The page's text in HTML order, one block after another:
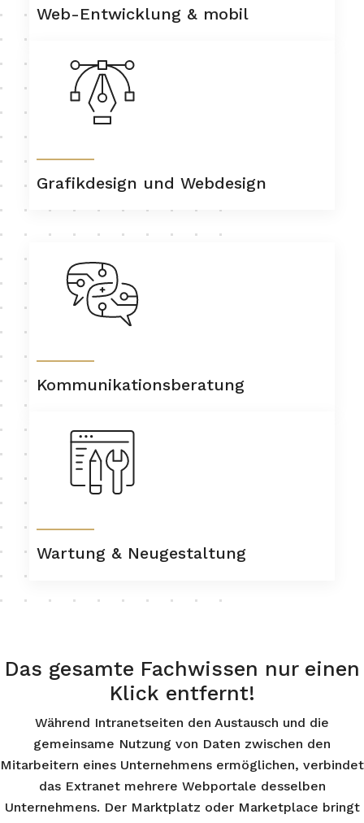
Web-Entwicklung & mobil
Grafikdesign und Webdesign
Kommunikationsberatung
Wartung & Neugestaltung
Das gesamte Fachwissen nur einen
Klick entfernt!
Während Intranetseiten den Austausch und die
gemeinsame Nutzung von Daten zwischen den
Mitarbeitern eines Unternehmens ermöglichen, verbindet
das Extranet mehrere Webportale desselben
Unternehmens. Der Marktplatz oder Marketplace bringt